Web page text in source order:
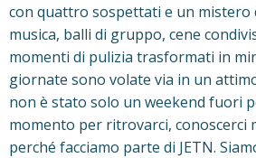
con quattro sospettati e un mistero
musica, balli di gruppo, cene
momenti di pulizia trasformati in
giornate sono volate via in un
non è stato solo un weekend fuori
momento per ritrovarci, conoscerci
perché facciamo parte di JETN.